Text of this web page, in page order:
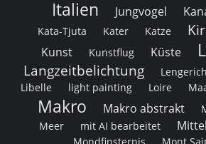
Italien Jungvogel
Kata-Tjuta
Kater Katze
Kunst
Kunstflug Küste
Langzeitbelichtung Lengerich
Libelle light painting Loire
Makro Makro abstrakt
Meer mit AI bearbeitet